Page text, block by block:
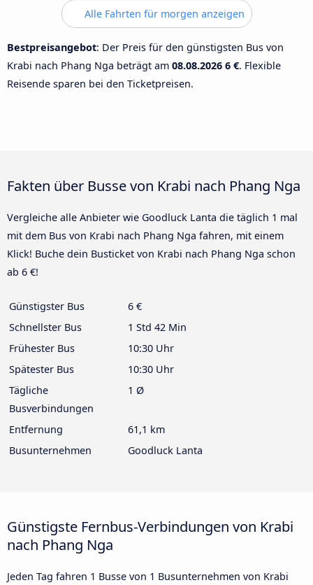
Alle Fahrten für morgen anzeigen
Bestpreisangebot: Der Preis für den günstigsten Bus von
Krabi nach Phang Nga beträgt am 08.08.2026 6 €. Flexible
Reisende sparen bei den Ticketpreisen.
Fakten über Busse von Krabi nach Phang Nga
Vergleiche alle Anbieter wie Goodluck Lanta die täglich 1 mal
mit dem Bus von Krabi nach Phang Nga fahren, mit einem
Klick! Buche dein Busticket von Krabi nach Phang Nga schon
ab 6 €!
Günstigster Bus
6 €
Schnellster Bus
1 Std 42 Min
Frühester Bus
10:30 Uhr
Spätester Bus
10:30 Uhr
Tägliche
Busverbindungen
1 Ø
Entfernung
61,1 km
Busunternehmen
Goodluck Lanta
Günstigste Fernbus-Verbindungen von Krabi
nach Phang Nga
Jeden Tag fahren 1 Busse von 1 Busunternehmen von Krabi